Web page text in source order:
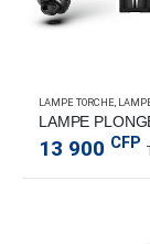
LAMPE TORCHE LAMPES
13 900 CFP